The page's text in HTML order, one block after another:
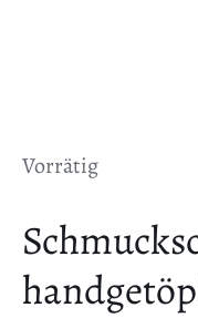
Vorrätig